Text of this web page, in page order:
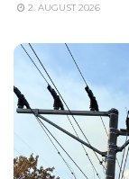
2. AUGUST 2026